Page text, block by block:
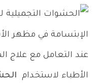
الإبتسامة في مظهر
عند التعامل مع علاج
الأطباء لاستخدام